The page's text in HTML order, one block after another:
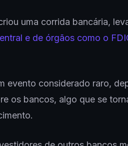
uma corrida bancária,
e de órgãos como o
evento considerado raro,
os bancos, algo que se